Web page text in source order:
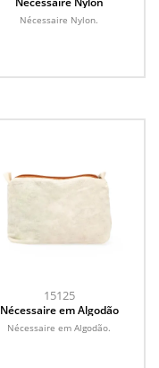
Nécessaire Nylon.
15125
Nécessaire em Algodão
Nécessaire em Algodão.